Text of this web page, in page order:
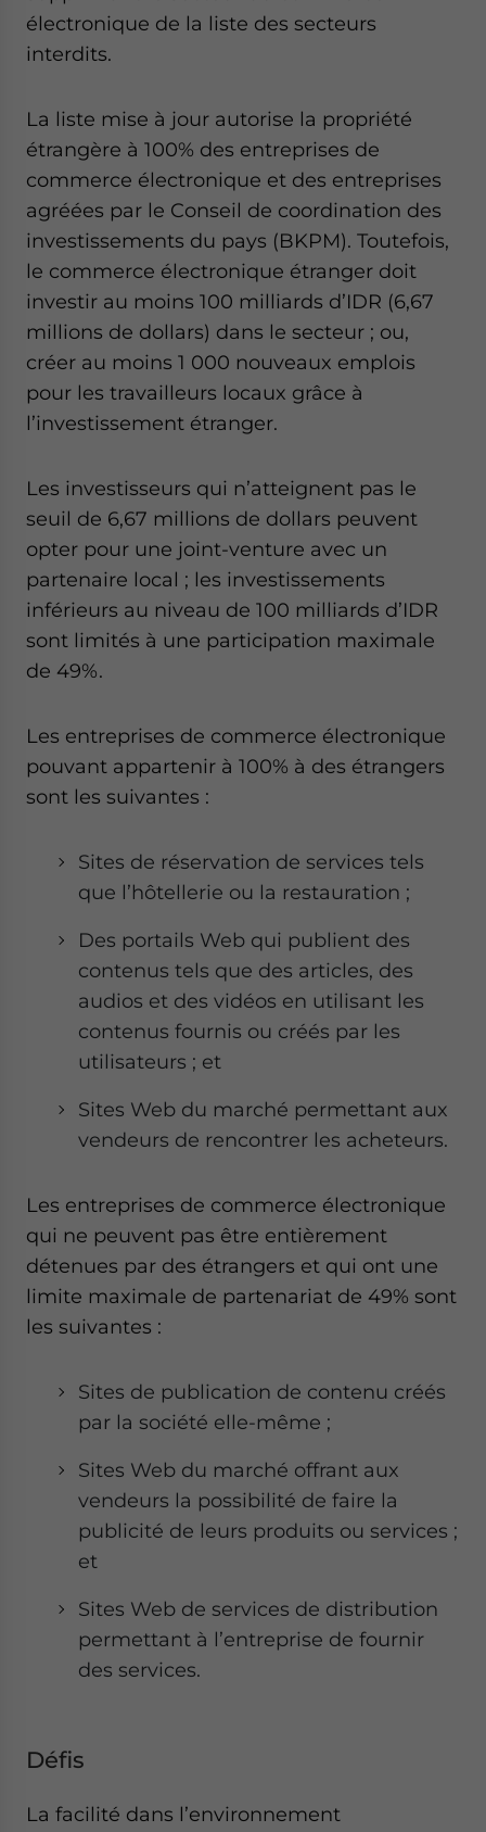
électronique de la liste des secteurs
interdits.
La liste mise à jour autorise la propriété
étrangère à 100% des entreprises de
commerce électronique et des entreprises
agréées par le Conseil de coordination des
investissements du pays (BKPM). Toutefois,
le commerce électronique étranger doit
investir au moins 100 milliards d’IDR (6,67
millions de dollars) dans le secteur ; ou,
créer au moins 1 000 nouveaux emplois
pour les travailleurs locaux grâce à
l’investissement étranger.
Les investisseurs qui n’atteignent pas le
seuil de 6,67 millions de dollars peuvent
opter pour une joint-venture avec un
partenaire local ; les investissements
inférieurs au niveau de 100 milliards d’IDR
sont limités à une participation maximale
de 49%.
Les entreprises de commerce électronique
pouvant appartenir à 100% à des étrangers
sont les suivantes :
Sites de réservation de services tels
que l’hôtellerie ou la restauration ;
Des portails Web qui publient des
contenus tels que des articles, des
audios et des vidéos en utilisant les
contenus fournis ou créés par les
utilisateurs ; et
Sites Web du marché permettant aux
vendeurs de rencontrer les acheteurs.
Les entreprises de commerce électronique
qui ne peuvent pas être entièrement
détenues par des étrangers et qui ont une
limite maximale de partenariat de 49% sont
les suivantes :
Sites de publication de contenu créés
par la société elle-même ;
Sites Web du marché offrant aux
vendeurs la possibilité de faire la
publicité de leurs produits ou services ;
et
Sites Web de services de distribution
permettant à l’entreprise de fournir
des services.
Défis
La facilité dans l’environnement